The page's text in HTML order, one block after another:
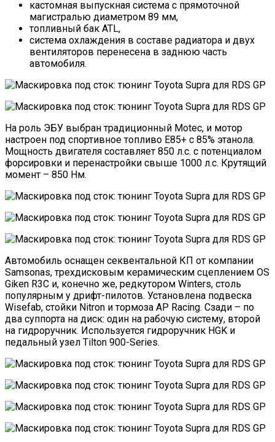
кастомная выпускная система с прямоточной
магистралью диаметром 89 мм,
топливный бак ATL,
система охлаждения в составе радиатора и двух
вентиляторов перенесена в заднюю часть
автомобиля.
На роль ЭБУ выбран традиционный Motec, и мотор
настроен под спортивное топливо E85+ с 85% этанола.
Мощность двигателя составляет 850 л.с. с потенциалом
форсировки и перенастройки свыше 1000 л.с. Крутящий
момент – 850 Нм.
Автомобиль оснащен секвентальной КП от компании
Samsonas, трехдисковым керамическим сцеплением OS
Giken R3C и, конечно же, редкутором Winters, столь
популярным у дрифт-пилотов. Установлена подвеска
Wisefab, стойки Nitron и тормоза AP Racing. Сзади – по
два суппорта на диск: один на рабочую систему, второй
на гидроручник. Используется гидроручник HGK и
педальный узел Tilton 900-Series.